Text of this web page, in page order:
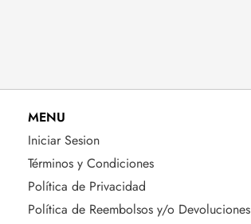
MENU
Iniciar Sesion
Términos y Condiciones
Política de Privacidad
Política de Reembolsos y/o Devoluciones